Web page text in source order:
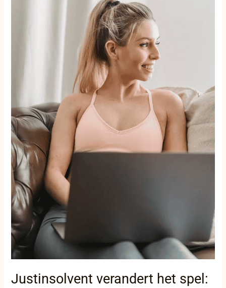
Justinsolvent verandert het spel: